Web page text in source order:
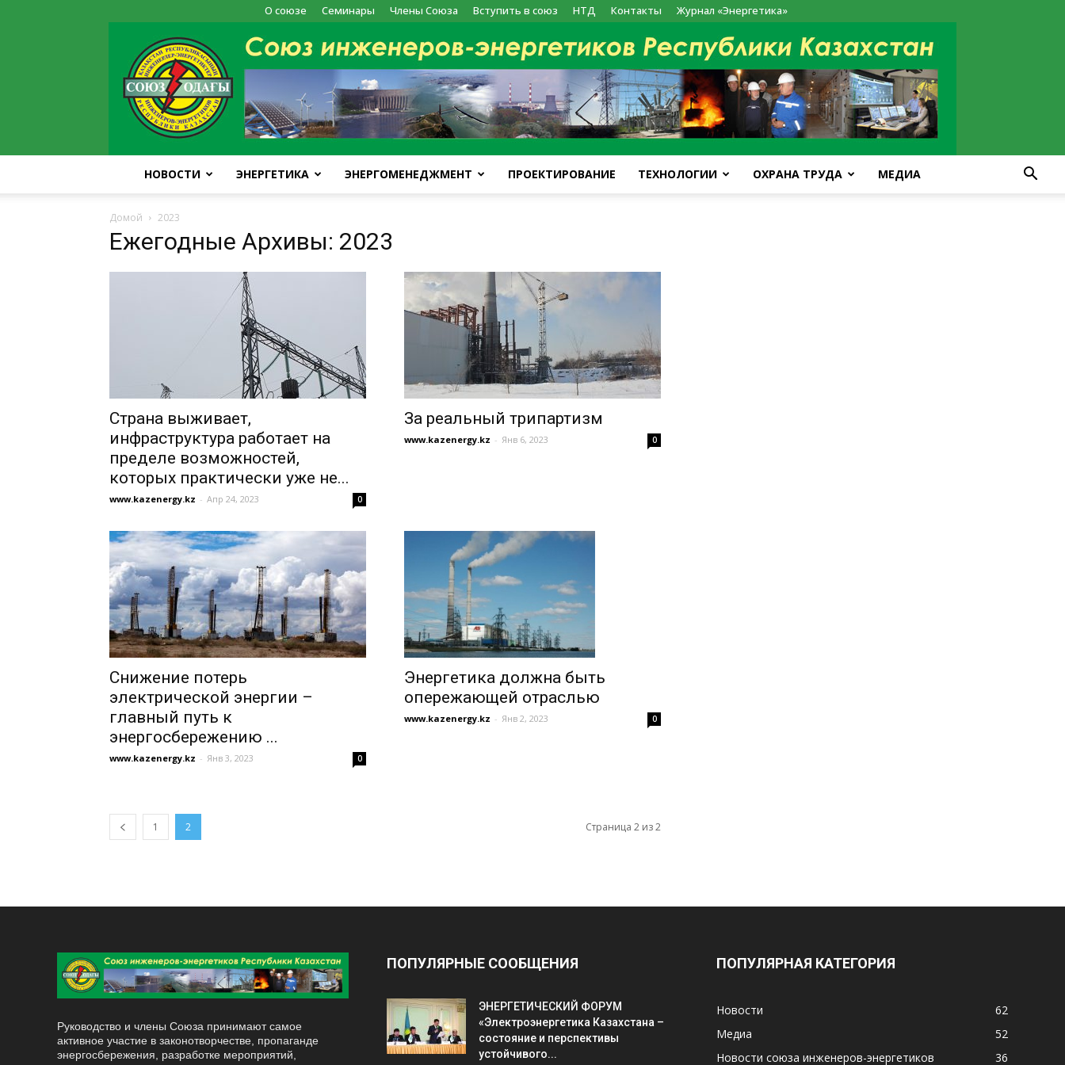
О союзе Семинары Члены Союза Вступить в союз НТД Контакты Журнал «Энергетика»
НОВОСТИ ЭНЕРГЕТИКА ЭНЕРГОМЕНЕДЖМЕНТ ПРОЕКТИРОВАНИЕ ТЕХНОЛОГИИ ОХРАНА ТРУДА МЕДИА
Домой 2023
Ежегодные Архивы: 2023
Страна выживает,
инфраструктура работает на
пределе возможностей,
которых прак­тически уже не...
www.kazenergy.kz - Апр 24, 2023 0
За реальный трипартизм
www.kazenergy.kz - Янв 6, 2023 0
Снижение потерь
электрической энергии –
главный путь к
энергосбережению ...
www.kazenergy.kz - Янв 3, 2023 0
Энергетика должна быть
опережающей отраслью
www.kazenergy.kz - Янв 2, 2023 0
1 2 Страница 2 из 2
Руководство и члены Союза принимают самое
активное участие в законотворчестве, пропаганде
энергосбережения, разработке мероприятий,
ПОПУЛЯРНЫЕ СООБЩЕНИЯ
ЭНЕРГЕТИЧЕСКИЙ ФОРУМ
«Электроэнергетика Казахстана –
состояние и перспективы
устойчивого...
ПОПУЛЯРНАЯ КАТЕГОРИЯ
Новости
62
Медиа
52
Новости союза инженеров-энергетиков
36